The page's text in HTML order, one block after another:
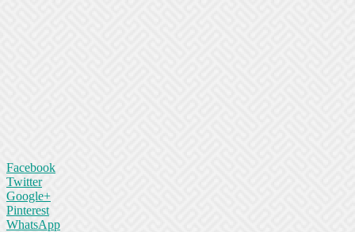
Facebook
Twitter
Google+
Pinterest
WhatsApp